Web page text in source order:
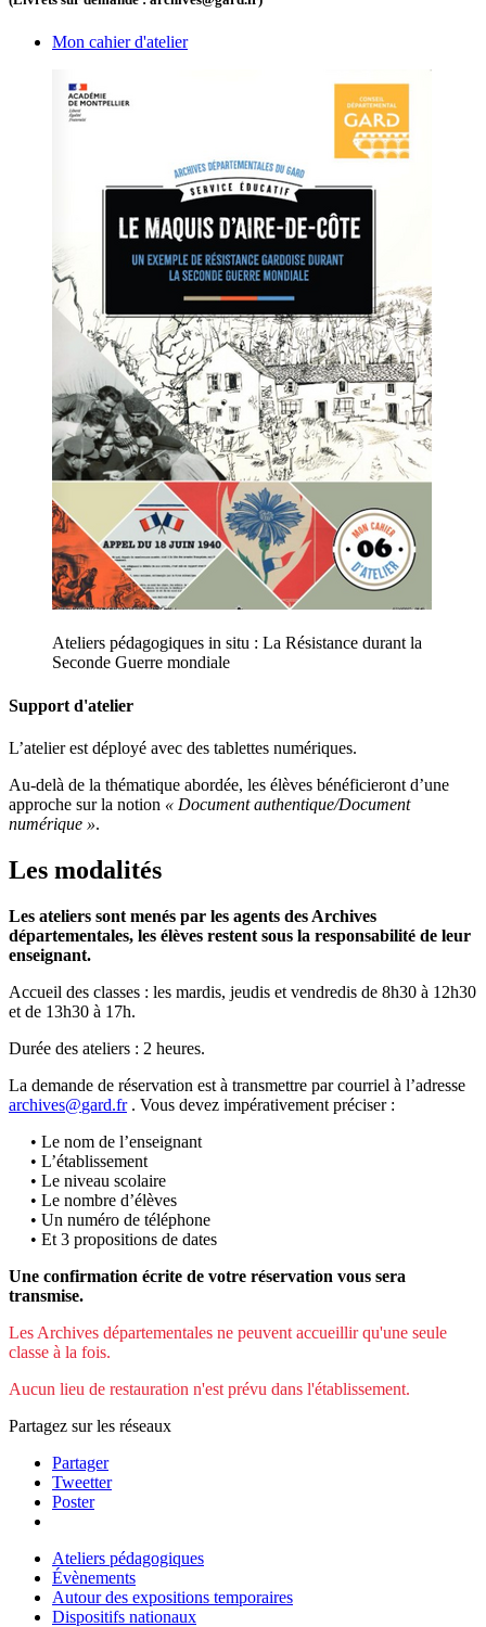
Mon cahier d'atelier
Ateliers pédagogiques in situ : La Résistance durant la
Seconde Guerre mondiale
Support d'atelier
L’atelier est déployé avec des tablettes numériques.
Au-delà de la thématique abordée, les élèves bénéficieront d’une
approche sur la notion « Document authentique/Document
numérique ».
Les modalités
Les ateliers sont menés par les agents des Archives
départementales, les élèves restent sous la responsabilité de leur
enseignant.
Accueil des classes : les mardis, jeudis et vendredis de 8h30 à 12h30
et de 13h30 à 17h.
Durée des ateliers : 2 heures.
La demande de réservation est à transmettre par courriel à l’adresse
archives@gard.fr. Vous devez impérativement préciser :
• Le nom de l’enseignant
• L’établissement
• Le niveau scolaire
• Le nombre d’élèves
• Un numéro de téléphone
• Et 3 propositions de dates
Une confirmation écrite de votre réservation vous sera
transmise.
Les Archives départementales ne peuvent accueillir qu'une seule
classe à la fois.
Aucun lieu de restauration n'est prévu dans l'établissement.
Partagez sur les réseaux
Partager
Tweetter
Poster
Ateliers pédagogiques
Évènements
Autour des expositions temporaires
Dispositifs nationaux